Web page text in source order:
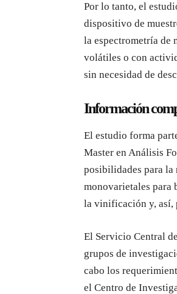
Por lo tanto, el
dispositivo de
la espectrometría de
volátiles o con
sin necesidad de
Información
El estudio forma
Master en Análisis
posibilidades para la
monovarietales para
la vinificación y, así,
El Servicio Central
grupos de
cabo los
el Centro de